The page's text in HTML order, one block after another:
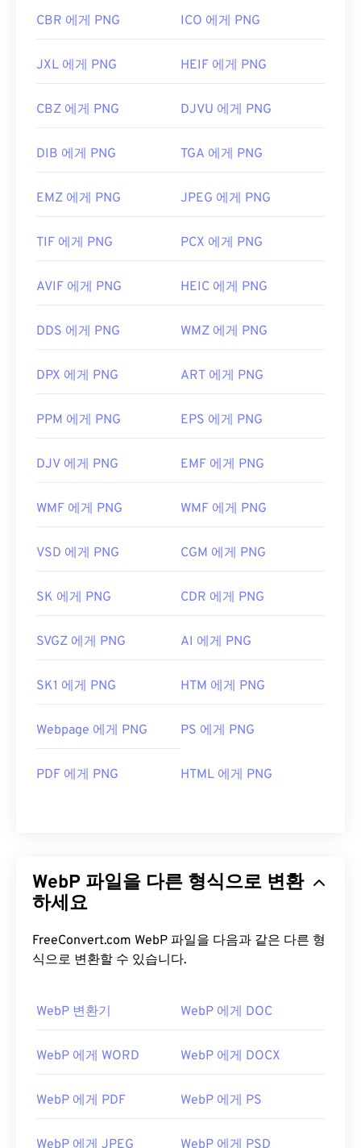
CBR 에게 PNG ICO 에게 PNG
JXL 에게 PNG HEIF 에게 PNG
CBZ 에게 PNG DJVU 에게 PNG
DIB 에게 PNG TGA 에게 PNG
EMZ 에게 PNG JPEG 에게 PNG
TIF 에게 PNG PCX 에게 PNG
AVIF 에게 PNG HEIC 에게 PNG
DDS 에게 PNG WMZ 에게 PNG
DPX 에게 PNG ART 에게 PNG
PPM 에게 PNG EPS 에게 PNG
DJV 에게 PNG EMF 에게 PNG
WMF 에게 PNG WMF 에게 PNG
VSD 에게 PNG CGM 에게 PNG
SK 에게 PNG CDR 에게 PNG
SVGZ 에게 PNG AI 에게 PNG
SK1 에게 PNG HTM 에게 PNG
Webpage 에게 PNG PS 에게 PNG
PDF 에게 PNG HTML 에게 PNG
WebP 파일을 다른 형식으로 변환
하세요
FreeConvert.com WebP 파일을 다음과 같은 다른 형
식으로 변환할 수 있습니다.
WebP 변환기 WebP 에게 DOC
WebP 에게 WORD WebP 에게 DOCX
WebP 에게 PDF WebP 에게 PS